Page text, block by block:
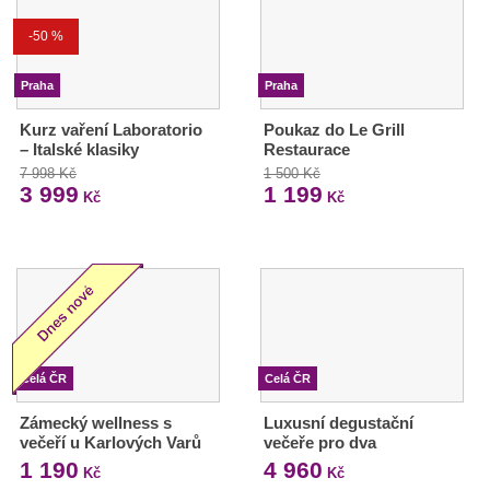
-50 %
Praha
Kurz vaření Laboratorio
– Italské klasiky
7 998 Kč
3 999 Kč
Praha
Poukaz do Le Grill
Restaurace
1 500 Kč
1 199 Kč
Celá ČR
Zámecký wellness s
večeří u Karlových Varů
1 190 Kč
Celá ČR
Luxusní degustační
večeře pro dva
4 960 Kč